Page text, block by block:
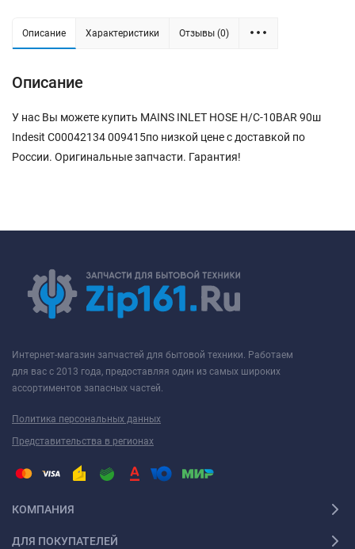
Описание Характеристики Отзывы (0)
Описание
У нас Вы можете купить MAINS INLET HOSE H/C-10BAR 90ш
Indesit C00042134 009415по низкой цене с доставкой по
России. Оригинальные запчасти. Гарантия!
Интернет-магазин запчастей для бытовой техники. Работаем
для вас с 2013 года, предоставляя один из самых широких
ассортиментов запасных частей.
Политика персональных данных
Представительства в регионах
КОМПАНИЯ
ДЛЯ ПОКУПАТЕЛЕЙ